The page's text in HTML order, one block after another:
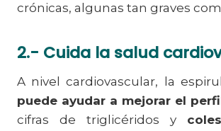
crónicas, algunas tan graves
2.- Cuida la salud
A nivel cardiovascular, la
puede ayudar a mejorar el
cifras de triglicéridos y